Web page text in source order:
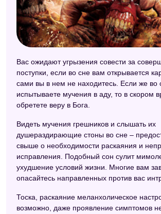
Вас ожидают угрызения совести за
поступки, если во сне вам открывается
сами вы в нем не находитесь. Если же во
испытываете мучения в аду, то в скором
обретете веру в Бога.
Видеть мучения грешников и слышать их
душераздирающие стоны во сне –
свыше о необходимости раскаяния и
исправления. Подобный сон сулит
ухудшение условий жизни. Многие вам
опасайтесь направленных против вас
Тоска, раскаяние меланхолическое
возможно, даже проявление симптомов